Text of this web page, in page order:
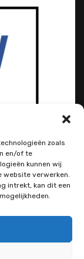
zoals
en/of te
kunnen wij
website verwerken.
intrekt, kan dit een